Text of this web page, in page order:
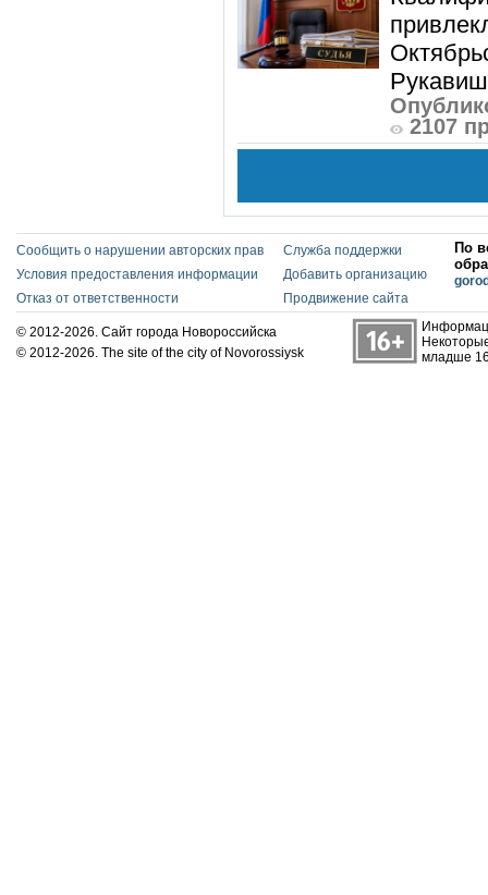
2107
Сообщить о нарушении авторских прав
Условия предоставления информации
Отказ от ответственности
Служба поддержки
Добавить организацию
Продвижение сайта
По
© 2012-2026. Сайт города Новороссийска
© 2012-2026. The site of the city of Novorossiysk
младше